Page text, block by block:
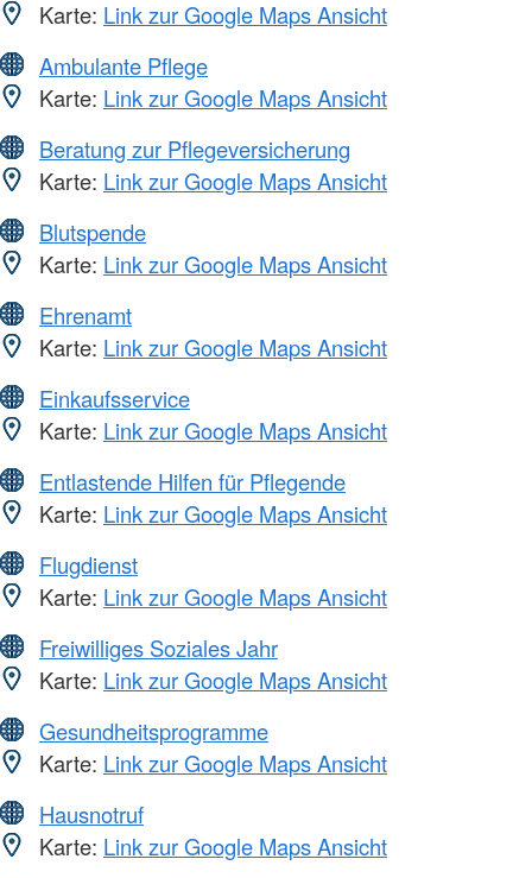
Karte: Link zur Google Maps Ansicht
Ambulante Pflege
Karte: Link zur Google Maps Ansicht
Beratung zur Pflegeversicherung
Karte: Link zur Google Maps Ansicht
Blutspende
Karte: Link zur Google Maps Ansicht
Ehrenamt
Karte: Link zur Google Maps Ansicht
Einkaufsservice
Karte: Link zur Google Maps Ansicht
Entlastende Hilfen für Pflegende
Karte: Link zur Google Maps Ansicht
Flugdienst
Karte: Link zur Google Maps Ansicht
Freiwilliges Soziales Jahr
Karte: Link zur Google Maps Ansicht
Gesundheitsprogramme
Karte: Link zur Google Maps Ansicht
Hausnotruf
Karte: Link zur Google Maps Ansicht